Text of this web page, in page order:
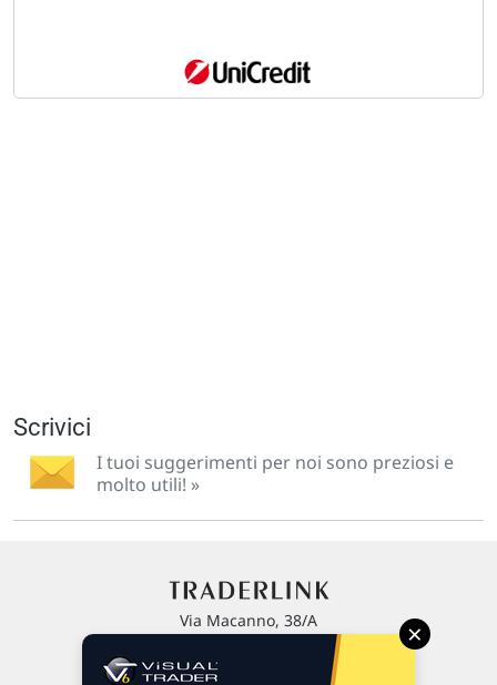
Scrivici
I tuoi suggerimenti per noi sono preziosi e
molto utili! »
Via Macanno, 38/A
P.IVA 02 452 460 401
×